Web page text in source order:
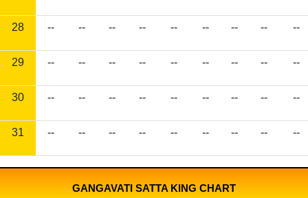
28 -- -- -- -- -- -- -- -- --
29 -- -- -- -- -- -- -- -- --
30 -- -- -- -- -- -- -- -- --
31 -- -- -- -- -- -- -- -- --
GANGAVATI SATTA KING CHART